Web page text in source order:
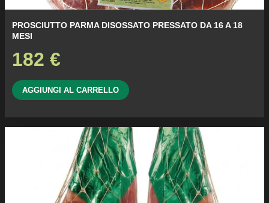
PROSCIUTTO PARMA DISOSSATO PRESSATO DA 16 A 18
MESI
182 €
AGGIUNGI AL CARRELLO